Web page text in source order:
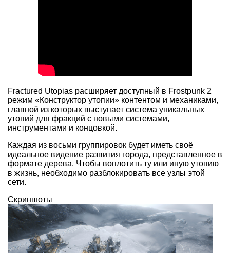
Fractured Utopias расширяет доступный в Frostpunk 2
режим «Конструктор утопии» контентом и механиками,
главной из которых выступает система уникальных
утопий для фракций с новыми системами,
инструментами и концовкой.
Каждая из восьми группировок будет иметь своё
идеальное видение развития города, представленное в
формате дерева. Чтобы воплотить ту или иную утопию
в жизнь, необходимо разблокировать все узлы этой
сети.
Скриншоты